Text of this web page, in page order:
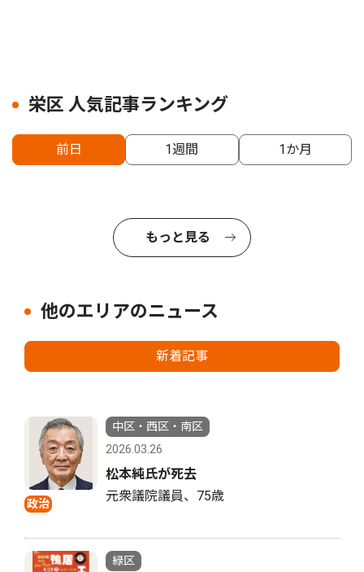
栄区 人気記事ランキング
前日 1週間 1か月
もっと見る
他のエリアのニュース
新着記事
政治
中区・西区・南区
2026.03.26
松本純氏が死去
元衆議院議員、75歳
緑区